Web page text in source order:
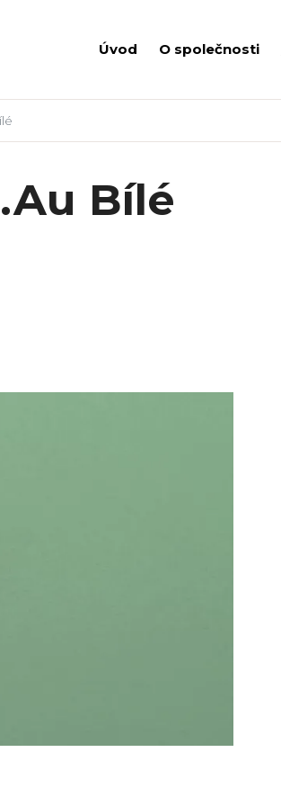
Úvod O společnosti
Bílé